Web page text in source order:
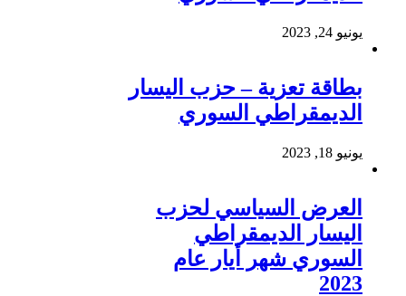
يونيو 24, 2023
بطاقة تعزية – حزب اليسار
الديمقراطي السوري
يونيو 18, 2023
العرض السياسي لحزب
اليسار الديمقراطي
السوري شهر أيار عام
2023